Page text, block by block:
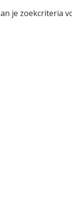
je zoekcriteria